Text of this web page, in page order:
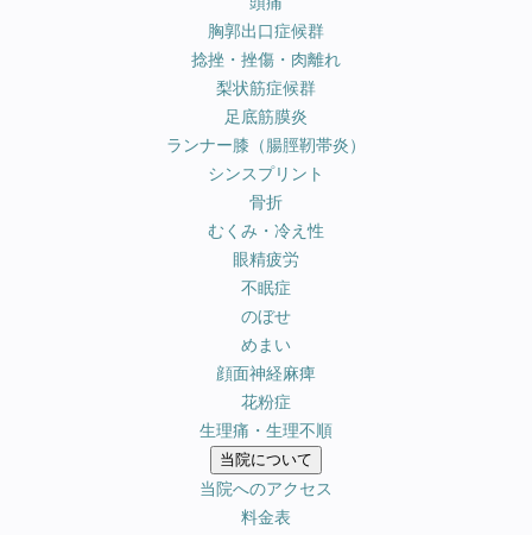
胸郭出口症候群
捻挫・挫傷・肉離れ
梨状筋症候群
足底筋膜炎
ランナー膝（腸脛靭帯炎）
シンスプリント
骨折
むくみ・冷え性
眼精疲労
不眠症
のぼせ
めまい
顔面神経麻痺
花粉症
生理痛・生理不順
当院について
当院へのアクセス
料金表